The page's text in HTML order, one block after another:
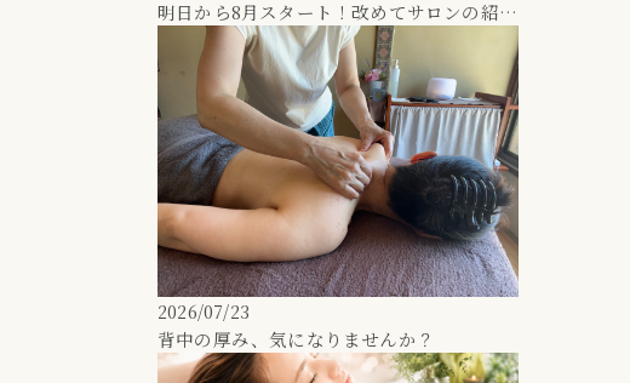
明日から8月スタート！改めてサロンの紹介をさせて下さい！
2026/07/23
背中の厚み、気になりませんか？